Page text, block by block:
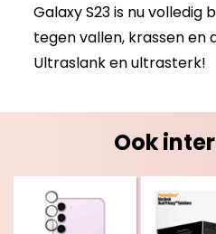
Galaxy S23 is nu
tegen vallen, krassen en
Ultraslank en ultrasterk!
Ook